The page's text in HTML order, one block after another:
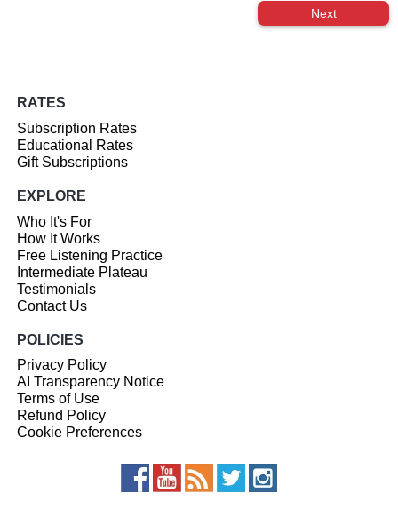
Next
RATES
Subscription Rates
Educational Rates
Gift Subscriptions
EXPLORE
Who It's For
How It Works
Free Listening Practice
Intermediate Plateau
Testimonials
Contact Us
POLICIES
Privacy Policy
AI Transparency Notice
Terms of Use
Refund Policy
Cookie Preferences